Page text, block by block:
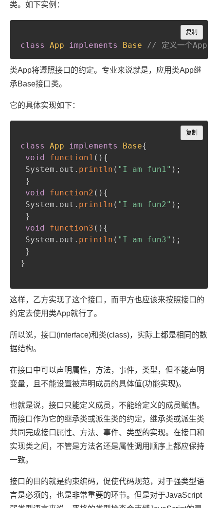
类。如下实例：
class App implements Base // 定义一个App类
复制
Copy
类App将遵照接口的约定。专业来说就是，应用类App继
承Base接口类。
它的具体实现如下：
class App implements Base{
void
function1 ( ) {
System . out . println ( "I am fun1" ) ;
}
void
function2 ( ) {
System . out . println ( "I am fun2" ) ;
}
void
function3 ( ) {
System . out . println ( "I am fun3" ) ;
}
}
复制
Copy
这样，乙方实现了这个接口，而甲方也应该来按照接口的
约定去使用类App就行了。
所以说，接口(interface)和类(class)，实际上都是相同的数
据结构。
在接口中可以声明属性，方法，事件，类型，但不能声明
变量，且不能设置被声明成员的具体值(功能实现)。
也就是说，接口只能定义成员，不能给定义的成员赋值。
而接口作为它的继承类或派生类的约定，继承类或派生类
共同完成接口属性、方法、事件、类型的实现。在接口和
实现类之间，不管是方法名还是属性调用顺序上都应保持
一致。
接口的目的就是约束编码，促使代码规范，对于强类型语
言是必须的，也是非常重要的环节。但是对于JavaScript